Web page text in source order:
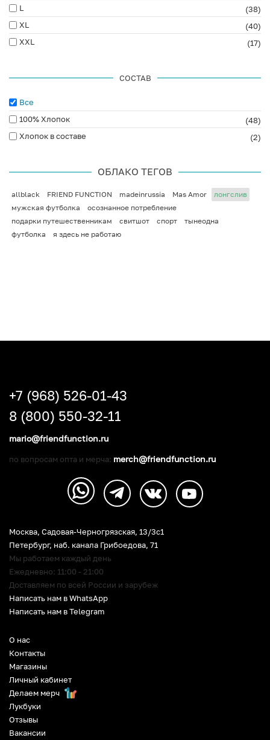
L
(38)
XL
(40)
XXL
(17)
СОСТАВ
Все
100% Хлопок
(48)
Хлопок в составе
(2)
ОБЛАКО ТЕГОВ
allblack FRIEND FUNCTION madeinrussia Mas Amor
лонгслив
мужская футболка
осознанное потребление
подарки путешественникам
свитшот спорт
тынеодна
футболка
я здесь не работаю
О нас
Контакты
Магазины
Личный кабинет
Делаем мерч
Лукбуки
Отзывы
Вакансии
Москва, Садовая-Черногрязская, 13/3c1
Петербург, наб. канала Грибоедова, 71
Мы работаем каждый день
Ежедневно: 11:00 - 21:00
Доставляем по всей России и зарубеж
Написать нам в WhatsApp
Написать нам в Telegram
+7 (968) 526-01-43
8 (800) 550-32-11
mario@friendfunction.ru
по вопросам опта и мерча: merch@friendfunction.ru